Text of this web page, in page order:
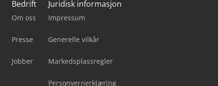
Bedrift
Om oss
Presse
Jobber
Juridisk informasjon
Impressum
Generelle vilkår
Markedsplassregler
Personvernerklæring